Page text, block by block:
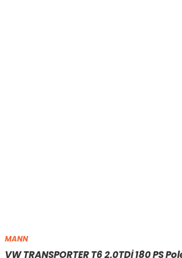
MANN
VW TRANSPORTER T6 2.0TDİ 180 PS